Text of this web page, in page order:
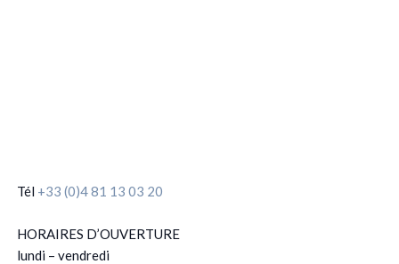
Tél +33 (0)4 81 13 03 20
HORAIRES D’OUVERTURE
lundi – vendredi